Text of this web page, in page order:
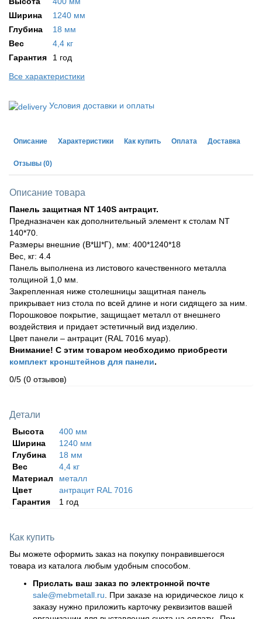
Ширина
1240 мм
Глубина
18 мм
Вес
4,4 кг
Гарантия
1 год
Все характеристики
Условия доставки и оплаты
Описание Характеристики Как купить Оплата Доставка
Отзывы (0)
Описание товара
Панель защитная NT 140S антрацит.
Предназначен как дополнительный элемент к столам NT
140*70.
Размеры внешние (В*Ш*Г), мм: 400*1240*18
Вес, кг: 4.4
Панель выполнена из листового качественного металла
толщиной 1,0 мм.
Закрепленная ниже столешницы защитная панель
прикрывает низ стола по всей длине и ноги сидящего за ним.
Порошковое покрытие, защищает металл от внешнего
воздействия и придает эстетичный вид изделию.
Цвет панели – антрацит (RAL 7016 муар).
Внимание! С этим товаром необходимо приобрести
комплект кронштейнов для панели.
0/5 (0 отзывов)
Детали
Высота
400 мм
Ширина
1240 мм
Глубина
18 мм
Вес
4,4 кг
Материал
металл
Цвет
антрацит RAL 7016
Гарантия
1 год
Как купить
Вы можете оформить заказ на покупку понравившегося
товара из каталога любым удобным способом.
Прислать ваш заказ по электронной почте
sale@mebmetall.ru . При заказе на юридическое лицо к
заказу нужно приложить карточку реквизитов вашей